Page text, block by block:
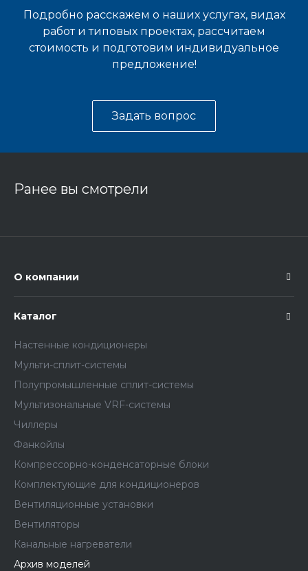
Подробно расскажем о наших услугах, видах
работ и типовых проектах, рассчитаем
стоимость и подготовим индивидуальное
предложение!
Задать вопрос
Ранее вы смотрели
О компании
Каталог
Настенные кондиционеры
Мульти-сплит-системы
Полупромышленные сплит-системы
Мультизональные VRF-системы
Чиллеры
Фанкойлы
Компрессорно-конденсаторные блоки
Комплектующие для кондиционеров
Вентиляционные установки
Вентиляторы
Канальные нагреватели
Архив моделей